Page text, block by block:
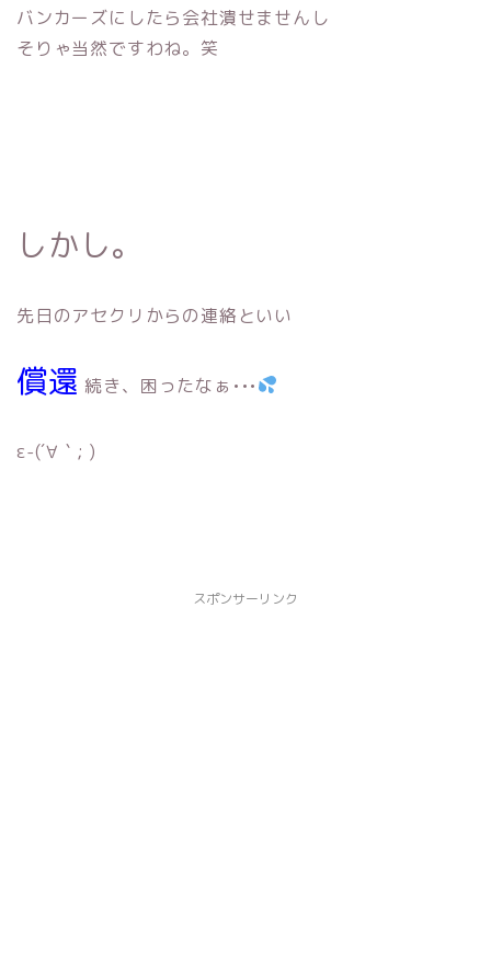
バンカーズにしたら会社潰せませんし
そりゃ当然ですわね。笑
しかし。
先日のアセクリからの連絡といい
償還 続き、困ったなぁ•••
ε-(´∀｀; )
スポンサーリンク